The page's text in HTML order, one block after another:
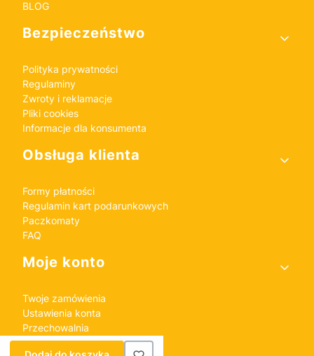
BLOG
Bezpieczeństwo
Polityka prywatności
Regulaminy
Zwroty i reklamacje
Pliki cookies
Informacje dla konsumenta
Obsługa klienta
Formy płatności
Regulamin kart podarunkowych
Paczkomaty
FAQ
Moje konto
Twoje zamówienia
Ustawienia konta
Przechowalnia